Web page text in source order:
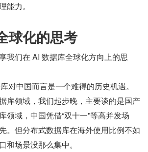
能力。
球化的思考
我们在 AI 数据库全球化方向上的思
对中国而言是一个难得的历史机遇。
库领域，我们起步晚，主要谈的是国产
领域，中国凭借“双十一”等高并发场
。但分布式数据库在海外使用比例不如
和场景没那么集中。